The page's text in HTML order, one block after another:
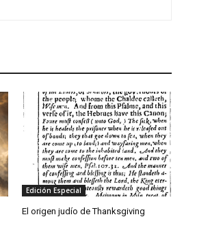
Edición Especial
El origen judío de Thanksgiving